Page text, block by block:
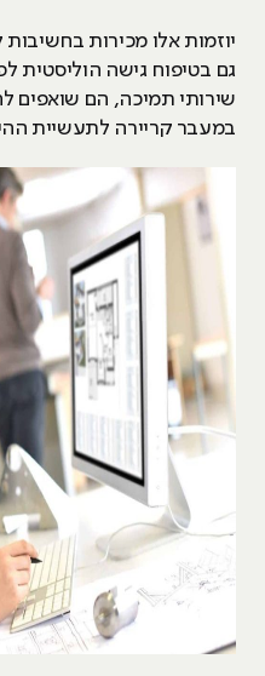
יוזמות אלו מכירות
גם בטיפוח גישה הוליסטית
שירותי תמיכה, הם שואפים
במעבר קריירה לתעשיית